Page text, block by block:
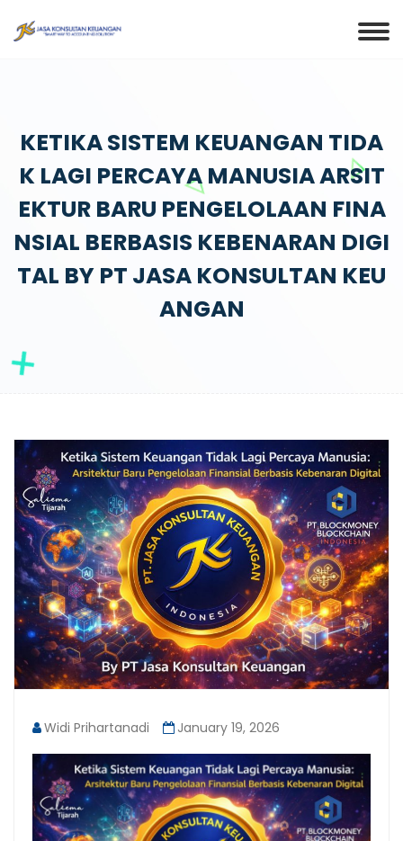
KETIKA SISTEM KEUANGAN TIDA
K LAGI PERCAYA MANUSIA ARSIT
EKTUR BARU PENGELOLAAN FINA
NSIAL BERBASIS KEBENARAN DIGI
TAL BY PT JASA KONSULTAN KEU
ANGAN
Widi Prihartanadi January 19, 2026